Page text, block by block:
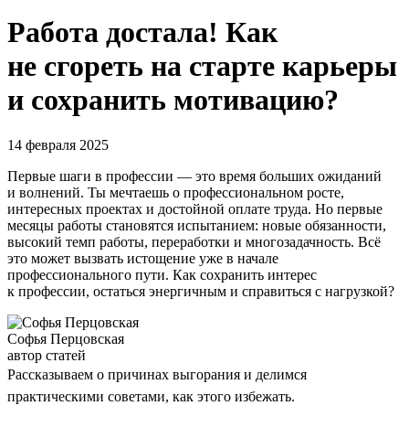
Работа достала! Как
не сгореть на старте карьеры
и сохранить мотивацию?
14 февраля 2025
Первые шаги в профессии — это время больших ожиданий
и волнений. Ты мечтаешь о профессиональном росте,
интересных проектах и достойной оплате труда. Но первые
месяцы работы становятся испытанием: новые обязанности,
высокий темп работы, переработки и многозадачность. Всё
это может вызвать истощение уже в начале
профессионального пути. Как сохранить интерес
к профессии, остаться энергичным и справиться с нагрузкой?
Софья Перцовская
автор статей
Рассказываем о причинах выгорания и делимся
практическими советами, как этого избежать.